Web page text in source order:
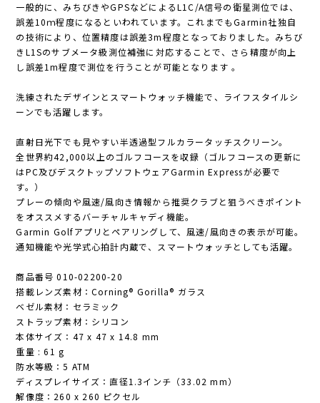
一般的に、みちびきやGPSなどによるL1C/A信号の衛星測位では、
誤差10ｍ程度になるといわれています。これまでもGarmin社独自
の技術により、位置精度は誤差3m程度となっておりました。みちび
きL1Sのサブメータ級測位補強に対応することで、さら精度が向上
し誤差1m程度で測位を行うことが可能となります 。
洗練されたデザインとスマートウォッチ機能で、ライフスタイルシ
ーンでも活躍します。
直射日光下でも見やすい半透過型フルカラータッチスクリーン。
全世界約42,000以上のゴルフコースを収録（ゴルフコースの更新に
はPC及びデスクトップソフトウェアGarmin Expressが必要で
す。）
プレーの傾向や風速/風向き情報から推奨クラブと狙うべきポイント
をオススメするバーチャルキャディ機能。
Garmin Golfアプリとペアリングして、風速/風向きの表示が可能。
通知機能や光学式心拍計内蔵で、スマートウォッチとしても活躍。
商品番号 010-02200-20
搭載レンズ素材：Corning® Gorilla® ガラス
ベゼル素材：セラミック
ストラップ素材：シリコン
本体サイズ：47 x 47 x 14.8 mm
重量 : 61 g
防水等級：5 ATM
ディスプレイサイズ：直径1.3インチ（33.02 mm）
解像度：260 x 260 ピクセル